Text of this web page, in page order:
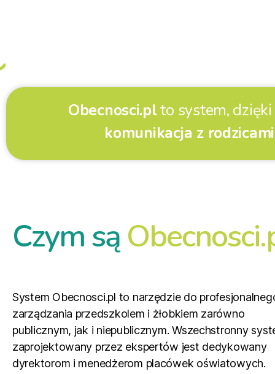
stało się łatwiejsze
kiedykolwiek
odpowiednie dla Twojego
lub żłobka. Poświęcasz mniej
zarządzanie placówką, więcej
najważniejsze - opiekę i
Obecnosci.plto system,
komunikacja z
Czym są
System Obecnosci.pl to narzędzie do
zarządzania przedszkolem i żłobkiem zarówno
publicznym, jak i niepublicznym. Wszechstronny
zaprojektowany przez ekspertów jest dedykowany
dyrektorom i menedżerom placówek oświatowych.